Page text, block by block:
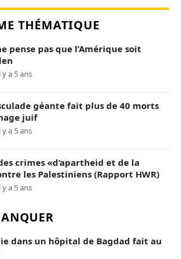
THÉMATIQUE
pense pas que l’Amérique soit
y a 5 ans
géante fait plus de 40 morts
juif
y a 5 ans
crimes «d’apartheid et de la
les Palestiniens (Rapport HWR)
y a 5 ans
dans un hôpital de Bagdad fait au